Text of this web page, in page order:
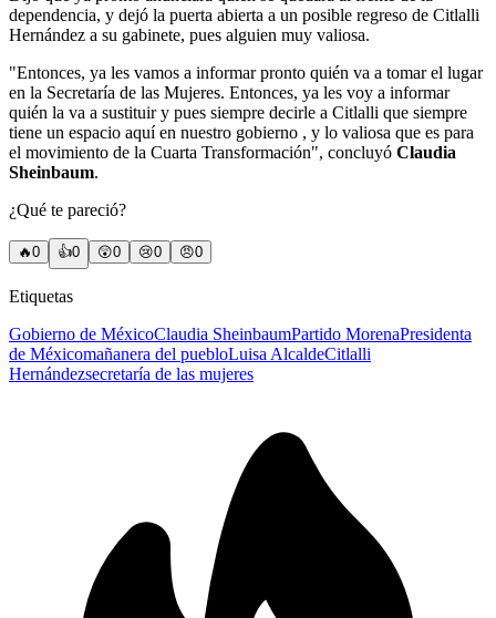
dependencia, y dejó la puerta abierta a un posible regreso de Citlalli
Hernández a su gabinete, pues alguien muy valiosa.
"Entonces, ya les vamos a informar pronto quién va a tomar el lugar
en la Secretaría de las Mujeres. Entonces, ya les voy a informar
quién la va a sustituir y pues siempre decirle a Citlalli que siempre
tiene un espacio aquí en nuestro gobierno , y lo valiosa que es para
el movimiento de la Cuarta Transformación", concluyó Claudia
Sheinbaum.
¿Qué te pareció?
🔥0 👍0 😲0 😢0 😠0
Etiquetas
Gobierno de MéxicoClaudia SheinbaumPartido MorenaPresidenta
de Méxicomañanera del puebloLuisa AlcaldeCitlalli
Hernándezsecretaría de las mujeres